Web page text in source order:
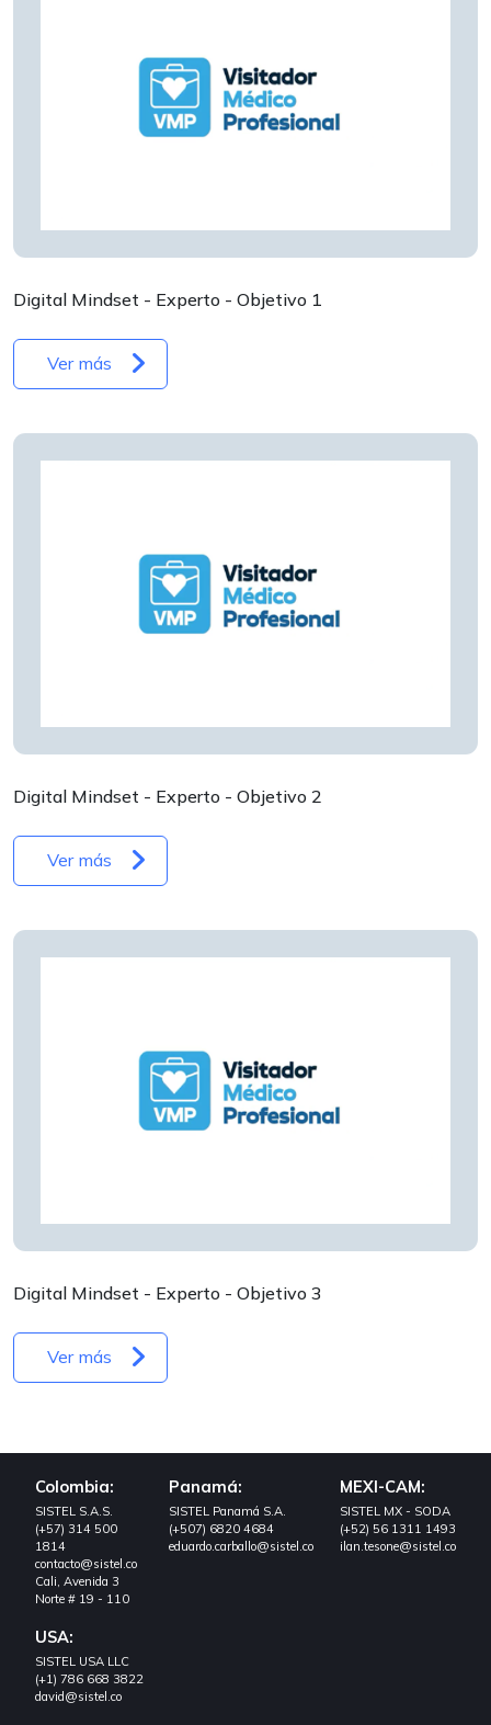
Digital Mindset - Experto - Objetivo 1
Ver más
Digital Mindset - Experto - Objetivo 2
Ver más
Digital Mindset - Experto - Objetivo 3
Ver más
Colombia:
SISTEL S.A.S.
(+57) 314 500
1814
contacto@sistel.co
Cali, Avenida 3
Norte # 19 - 110
Panamá:
SISTEL Panamá S.A.
(+507) 6820 4684
eduardo.carballo@sistel.co
MEXI-CAM:
SISTEL MX - SODA
(+52) 56 1311 1493
ilan.tesone@sistel.co
USA:
SISTEL USA LLC
(+1) 786 668 3822
david@sistel.co